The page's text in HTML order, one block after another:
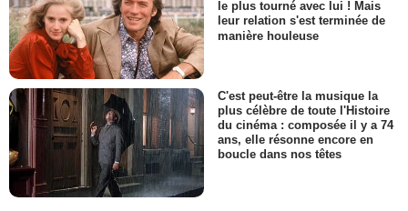
le plus tourné avec lui ! Mais
leur relation s'est terminée de
manière houleuse
C'est peut-être la musique la
plus célèbre de toute l'Histoire
du cinéma : composée il y a 74
ans, elle résonne encore en
boucle dans nos têtes